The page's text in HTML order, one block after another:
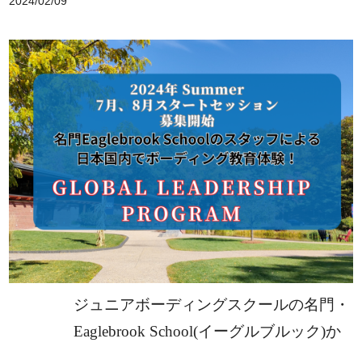
ジュニアボーディングスクールの名門・
Eaglebrook School(イーグルブルック)か